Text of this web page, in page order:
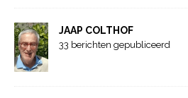
JAAP COLTHOF
33 berichten gepubliceerd